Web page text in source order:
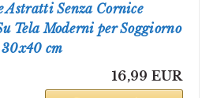
Astratti Senza Cornice
Tela Moderni per Soggiorno
cm
16,99 EUR